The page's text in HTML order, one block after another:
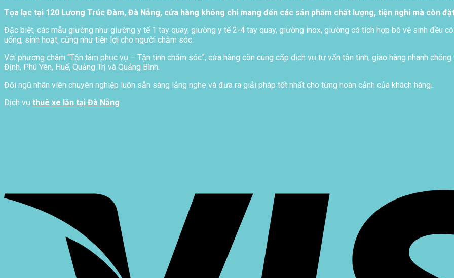
Tọa lạc tại 120 Lương Trúc Đàm, Đà Nẵng, cửa hàng không chỉ mang đến các sản phẩm chất lượng, tiện nghi mà còn
Đặc biệt, các mẫu giường như giường y tế 1 tay quay, giường y tế 2-4 tay quay, giường inox, giường có tích hợp bô vệ sinh đều
uống, sinh hoạt, cũng như tiện lợi cho người chăm sóc.
Với phương châm “Tận tâm phục vụ – Tận tình chăm sóc”, cửa hàng còn cung cấp dịch vụ tư vấn tận tình, giao hàng nhanh
Định, Phú Yên, Huế, Quảng Trị và Quảng Bình.
Đội ngũ nhân viên chuyên nghiệp luôn sẵn sàng lắng nghe và đưa ra giải pháp tốt nhất cho từng hoàn cảnh của khách hàng..
Dịch vụ thuê xe lăn tại Đà Nẵng